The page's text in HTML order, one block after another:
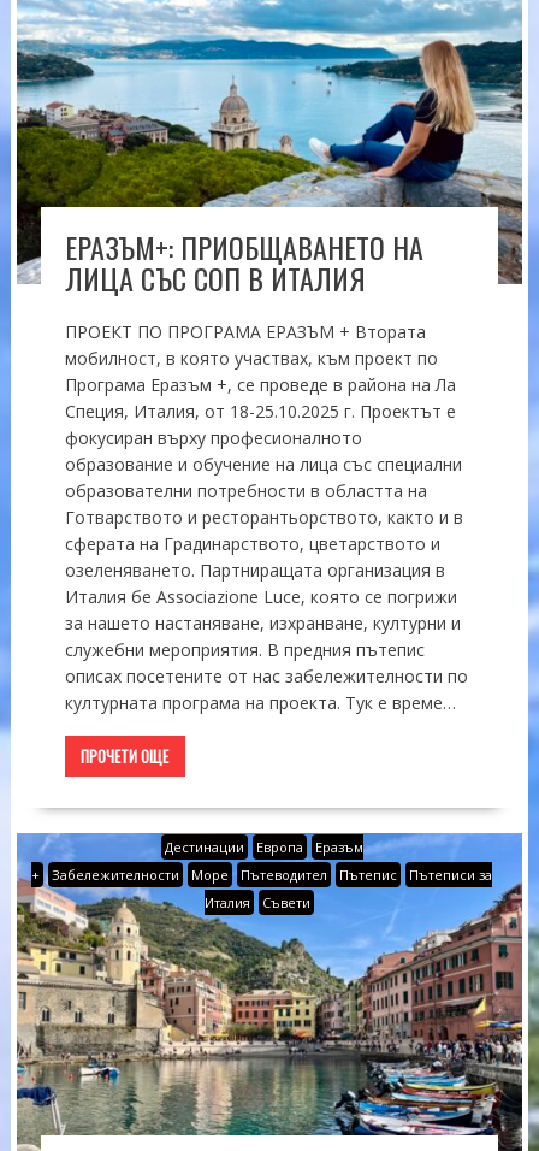
ЕРАЗЪМ+: ПРИОБЩАВАНЕТО НА
ЛИЦА СЪС СОП В ИТАЛИЯ
ПРОЕКТ ПО ПРОГРАМА ЕРАЗЪМ + Втората
мобилност, в която участвах, към проект по
Програма Еразъм +, се проведе в района на Ла
Специя, Италия, от 18-25.10.2025 г. Проектът е
фокусиран върху професионалното
образование и обучение на лица със специални
образователни потребности в областта на
Готварството и ресторантьорството, както и в
сферата на Градинарството, цветарството и
озеленяването. Партниращата организация в
Италия бе Associazione Luce, която се погрижи
за нашето настаняване, изхранване, културни и
служебни мероприятия. В предния пътепис
описах посетените от нас забележителности по
културната програма на проекта. Тук е време…
ПРОЧЕТИ ОЩЕ
Дестинации Европа
Еразъм
+
Забележителности Море Пътеводител Пътепис
Пътеписи за
Италия
Съвети